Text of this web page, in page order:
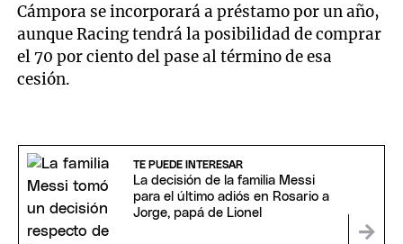
Cámpora se incorporará a préstamo por un año,
aunque Racing tendrá la posibilidad de comprar
el 70 por ciento del pase al término de esa
cesión.
TE PUEDE INTERESAR
La decisión de la familia Messi
para el último adiós en Rosario a
Jorge, papá de Lionel